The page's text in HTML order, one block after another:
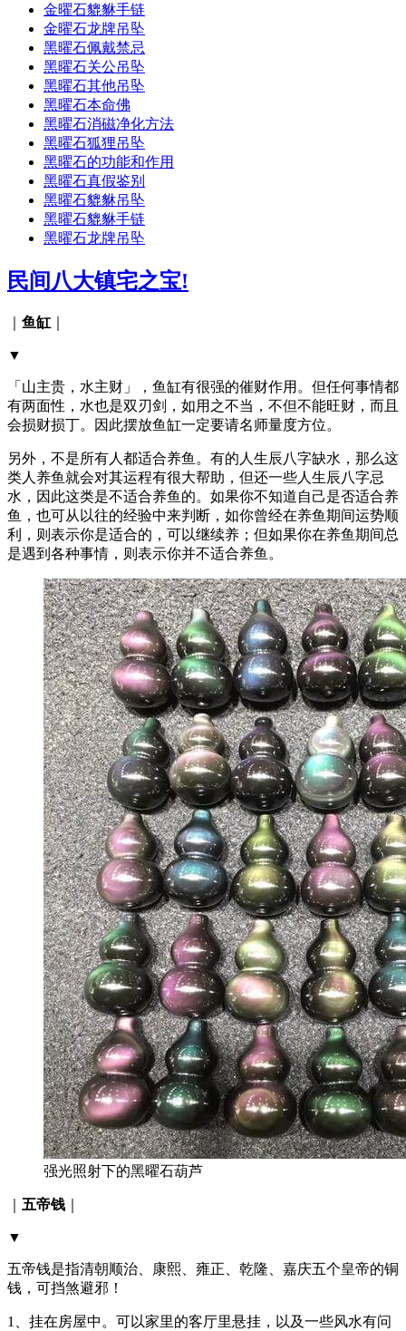
金曜石貔貅手链
金曜石龙牌吊坠
黑曜石佩戴禁忌
黑曜石关公吊坠
黑曜石其他吊坠
黑曜石本命佛
黑曜石消磁净化方法
黑曜石狐狸吊坠
黑曜石的功能和作用
黑曜石真假鉴别
黑曜石貔貅吊坠
黑曜石貔貅手链
黑曜石龙牌吊坠
民间八大镇宅之宝!
鱼缸
▼
「山主贵，水主财」，鱼缸有很强的催财作用。但任何事情都
有两面性，水也是双刃剑，如用之不当，不但不能旺财，而且
会损财损丁。因此摆放鱼缸一定要请名师量度方位。
另外，不是所有人都适合养鱼。有的人生辰八字缺水，那么这
类人养鱼就会对其运程有很大帮助，但还一些人生辰八字忌
水，因此这类是不适合养鱼的。如果你不知道自己是否适合养
鱼，也可从以往的经验中来判断，如你曾经在养鱼期间运势顺
利，则表示你是适合的，可以继续养；但如果你在养鱼期间总
是遇到各种事情，则表示你并不适合养鱼。
强光照射下的黑曜石葫芦
五帝钱
▼
五帝钱是指清朝顺治、康熙、雍正、乾隆、嘉庆五个皇帝的铜
钱，可挡煞避邪！
1、挂在房屋中。可以家里的客厅里悬挂，以及一些风水有问